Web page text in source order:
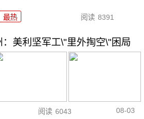
最热 阅读 8391
美利坚军工\"里外掏空\"困局
阅读 6043 08-03